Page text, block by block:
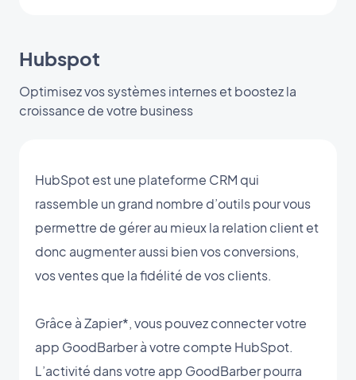
Hubspot
Optimisez vos systèmes internes et boostez la
croissance de votre business
HubSpot est une plateforme CRM qui
rassemble un grand nombre d’outils pour vous
permettre de gérer au mieux la relation client et
donc augmenter aussi bien vos conversions,
vos ventes que la fidélité de vos clients.
Grâce à Zapier*, vous pouvez connecter votre
app GoodBarber à votre compte HubSpot.
L’activité dans votre app GoodBarber pourra